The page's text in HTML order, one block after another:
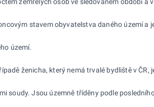
stavem obyvatelstva daného území
území.
ženicha, který nemá trvalé bydliště v
Jsou územně tříděny podle